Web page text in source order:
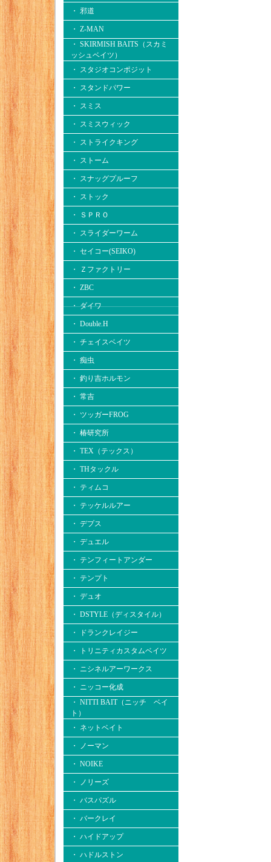
・ 邪道
・ Z-MAN
・ SKIRMISH BAITS（スカミ
ッシュベイツ）
・ スタジオコンポジット
・ スタンドパワー
・ スミス
・ スミスウィック
・ ストライクキング
・ ストーム
・ スナッグプルーフ
・ ストック
・ ＳＰＲＯ
・ スライダーワーム
・ セイコー(SEIKO)
・ Ｚファクトリー
・ ZBC
・ ダイワ
・ Double.H
・ チェイスベイツ
・ 痴虫
・ 釣り吉ホルモン
・ 常吉
・ ツッガーFROG
・ 椿研究所
・ TEX（テックス）
・ THタックル
・ ティムコ
・ テッケルルアー
・ デプス
・ デュエル
・ テンフィートアンダー
・ テンプト
・ デュオ
・ DSTYLE（ディスタイル）
・ ドランクレイジー
・ トリニティカスタムベイツ
・ ニシネルアーワークス
・ ニッコー化成
・ NITTI BAIT（ニッチ ベイ
ト）
・ ネットベイト
・ ノーマン
・ NOIKE
・ ノリーズ
・ バスパズル
・ バークレイ
・ ハイドアップ
・ ハドルストン